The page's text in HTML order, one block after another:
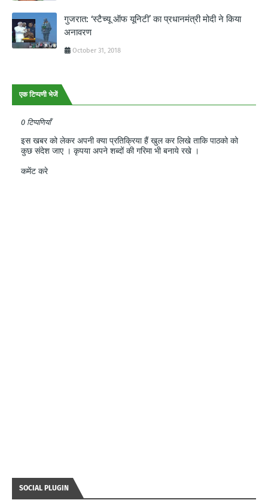
गुजरात: ‘स्टैच्यू ऑफ यूनिटी’ का प्रधानमंत्री मोदी ने किया
अनावरण
October 31, 2018
एक टिप्पणी भेजें
0 टिप्पणियाँ
इस खबर को लेकर अपनी क्या प्रतिक्रिया हैं खुल कर लिखे ताकि पाठको को
कुछ संदेश जाए । कृपया अपने शब्दों की गरिमा भी बनाये रखे ।
कमेंट करे
SOCIAL PLUGIN